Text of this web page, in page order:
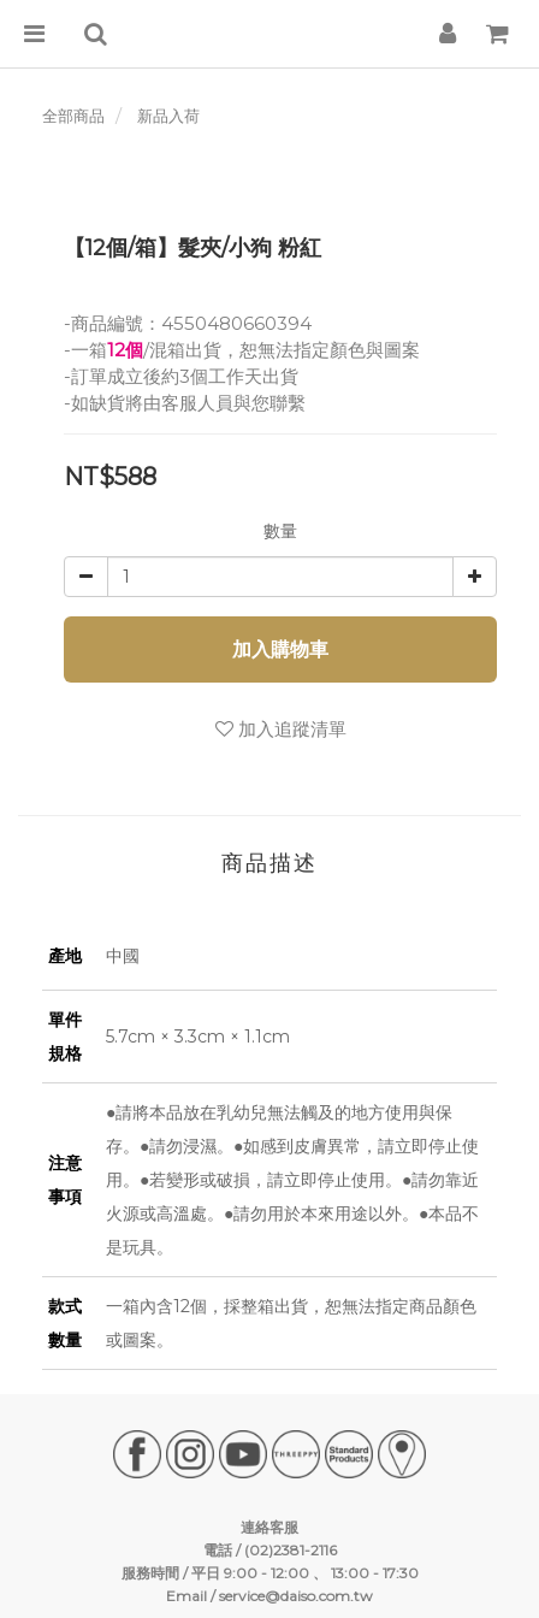
全部商品 新品入荷
【12個/箱】髮夾/小狗 粉紅
-商品編號：4550480660394
-一箱12個/混箱出貨，恕無法指定顏色與圖案
-訂單成立後約3個工作天出貨
-如缺貨將由客服人員與您聯繫
NT$588
數量
加入購物車
加入追蹤清單
商品描述
產地 中國
單件
規格
5.7cm × 3.3cm × 1.1cm
注意
事項
●請將本品放在乳幼兒無法觸及的地方使用與保
存。●請勿浸濕。●如感到皮膚異常，請立即停止使
用。●若變形或破損，請立即停止使用。●請勿靠近
火源或高溫處。●請勿用於本來用途以外。●本品不
是玩具。
款式
數量
一箱內含12個，採整箱出貨，恕無法指定商品顏色
或圖案。
連絡客服
電話 / (02)2381-2116
服務時間 / 平日 9:00 - 12:00 、 13:00 - 17:30
Email /service@daiso.com.tw